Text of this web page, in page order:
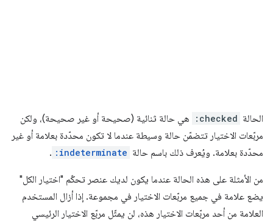
الحالة :checked
هي حالة ثنائية (صحيحة أو غير صحيحة)، ولكن
مربّعات الاختيار تتضمّن حالة وسيطة عندما لا تكون محدّدة بعلامة أو غير
محدّدة بعلامة. ويُعرف ذلك باسم حالة :indeterminate
.
من الأمثلة على هذه الحالة عندما يكون لديك عنصر تحكّم "اختيار الكل"
يضع علامة في جميع مربّعات الاختيار في مجموعة. إذا أزال المستخدم
العلامة من أحد مربّعات الاختيار هذه، لن يمثّل مربّع الاختيار الرئيسي